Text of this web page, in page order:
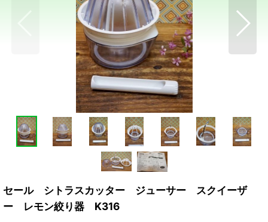
セール シトラスカッター ジューサー スクイーザ
ー レモン絞り器 K316